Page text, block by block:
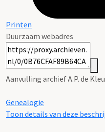
Printen
Duurzaam webadres
Aanvulling archief A.P. de
Genealogie
Toon details van deze